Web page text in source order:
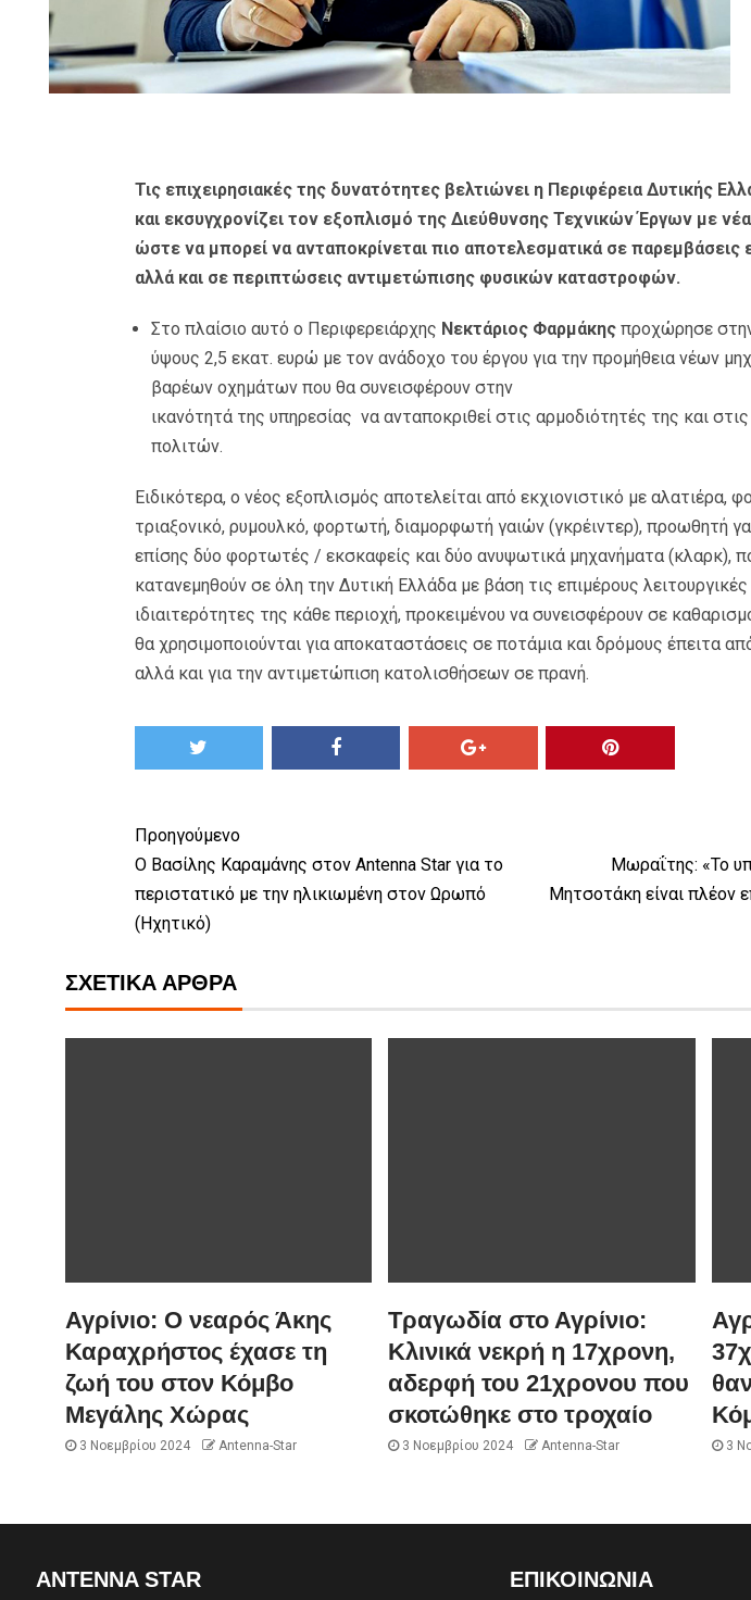
Τις επιχειρησιακές της δυνατότητες βελτιώνει η Περιφέρεια Δυτικής
και εκσυγχρονίζει τον εξοπλισμό της Διεύθυνσης Τεχνικών Έργων με
ώστε να μπορεί να ανταποκρίνεται πιο αποτελεσματικά σε παρεμβάσεις
αλλά και σε περιπτώσεις αντιμετώπισης φυσικών καταστροφών.
Στο πλαίσιο αυτό ο Περιφερειάρχης Νεκτάριος Φαρμάκηςπροχώρησε
ύψους 2,5 εκατ. ευρώ με τον ανάδοχο του έργου για την προμήθεια νέων
βαρέων οχημάτων που θα συνεισφέρουν στην
ικανότητά της υπηρεσίας να ανταποκριθεί στις αρμοδιότητές της και
πολιτών.
Ειδικότερα, ο νέος εξοπλισμός αποτελείται από εκχιονιστικό με αλατιέρα,
τριαξονικό, ρυμουλκό, φορτωτή, διαμορφωτή γαιών (γκρέιντερ), προωθητή
επίσης δύο φορτωτές / εκσκαφείς και δύο ανυψωτικά μηχανήματα (κλαρκ),
κατανεμηθούν σε όλη την Δυτική Ελλάδα με βάση τις επιμέρους
ιδιαιτερότητες της κάθε περιοχή, προκειμένου να συνεισφέρουν σε
θα χρησιμοποιούνται για αποκαταστάσεις σε ποτάμια και δρόμους έπειτα
αλλά και για την αντιμετώπιση κατολισθήσεων σε πρανή.
Προηγούμενο
Ο Βασίλης Καραμάνης στον Antenna Star για το
περιστατικό με την ηλικιωμένη στον Ωρωπό
(Ηχητικό)
Μωραΐτης: «Το
Μητσοτάκη είναι πλέον
ΣΧΕΤΙΚΆ ΆΡΘΡΑ
Αγρίνιο: Ο νεαρός Άκης
Καραχρήστος έχασε τη
ζωή του στον Κόμβο
Μεγάλης Χώρας
3 Νοεμβρίου 2024 Antenna-Star
Τραγωδία στο Αγρίνιο:
Κλινικά νεκρή η 17χρονη,
αδερφή του 21χρονου που
σκοτώθηκε στο τροχαίο
3 Νοεμβρίου 2024 Antenna-Star 3
ANTENNA STAR ΕΠΙΚΟΙΝΩΝΊΑ